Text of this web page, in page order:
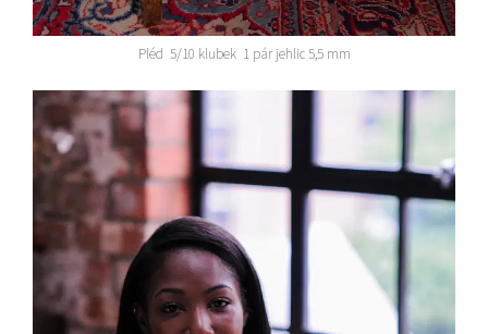
Pléd 5/10 klubek 1 pár jehlic 5,5 mm